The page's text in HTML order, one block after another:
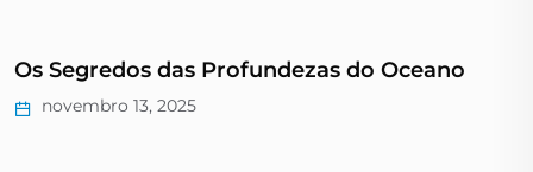
Os Segredos das Profundezas do Oceano
novembro 13, 2025